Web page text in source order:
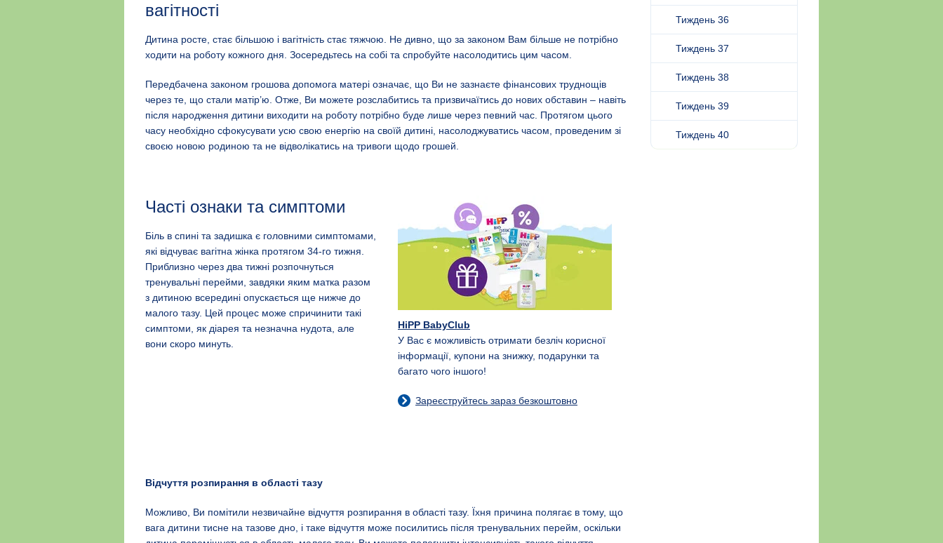
вагітності
Дитина росте, стає більшою і вагітність стає тяжчою. Не дивно, що за законом Вам більше не потрібно
ходити на роботу кожного дня. Зосередьтесь на собі та спробуйте насолодитись цим часом.
Передбачена законом грошова допомога матері означає, що Ви не зазнаєте фінансових труднощів
через те, що стали матір’ю. Отже, Ви можете розслабитись та призвичаїтись до нових обставин – навіть
після народження дитини виходити на роботу потрібно буде лише через певний час. Протягом цього
часу необхідно сфокусувати усю свою енергію на своїй дитині, насолоджуватись часом, проведеним зі
своєю новою родиною та не відволікатись на тривоги щодо грошей.
Часті ознаки та симптоми
Біль в спині та задишка є головними симптомами,
які відчуває вагітна жінка протягом 34-го тижня.
Приблизно через два тижні розпочнуться
тренувальні перейми, завдяки яким матка разом
з дитиною всередині опускається ще нижче до
малого тазу. Цей процес може спричинити такі
симптоми, як діарея та незначна нудота, але
вони скоро минуть.
HiPP BabyClub
У Вас є можливість отримати безліч корисної
інформації, купони на знижку, подарунки та
багато чого іншого!
Зареєструйтесь зараз безкоштовно
Відчуття розпирання в області тазу
Можливо, Ви помітили незвичайне відчуття розпирання в області тазу. Їхня причина полягає в тому, що
вага дитини тисне на тазове дно, і таке відчуття може посилитись після тренувальних перейм, оскільки
Тиждень 36
Тиждень 37
Тиждень 38
Тиждень 39
Тиждень 40